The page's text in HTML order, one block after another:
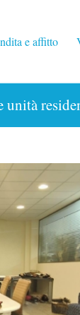
e affitto